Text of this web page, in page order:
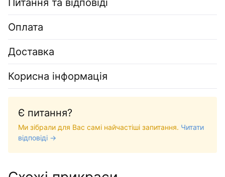
Оплата
Доставка
Корисна інформація
Є питання?
Ми зібрали для Вас самі найчастіші запитання. Читати
відповіді →